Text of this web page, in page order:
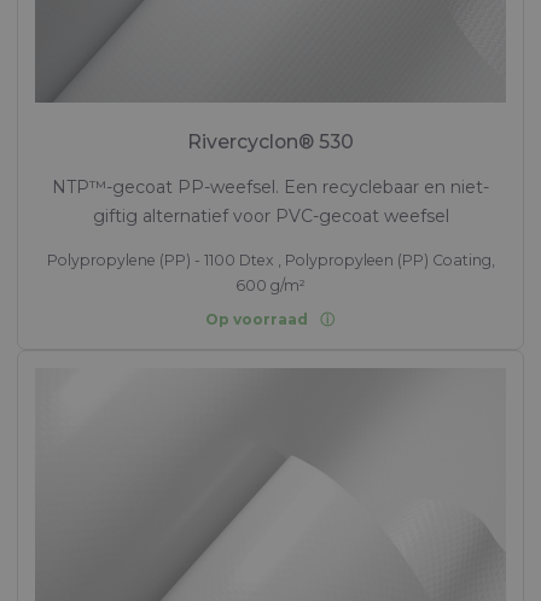
Rivercyclon® 530
NTP™-gecoat PP-weefsel. Een recyclebaar en niet-
giftig alternatief voor PVC-gecoat weefsel
Polypropylene (PP) - 1100 Dtex , Polypropyleen (PP) Coating,
600 g/m²
Op voorraad